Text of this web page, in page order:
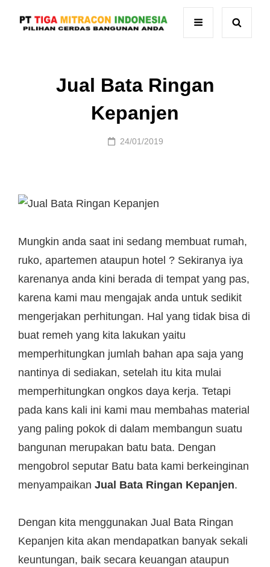
Jual Bata Ringan
Kepanjen
Posted
24/01/2019
Mungkin anda saat ini sedang membuat rumah,
ruko, apartemen ataupun hotel ? Sekiranya iya
karenanya anda kini berada di tempat yang pas,
karena kami mau mengajak anda untuk sedikit
mengerjakan perhitungan. Hal yang tidak bisa di
buat remeh yang kita lakukan yaitu
memperhitungkan jumlah bahan apa saja yang
nantinya di sediakan, setelah itu kita mulai
memperhitungkan ongkos daya kerja. Tetapi
pada kans kali ini kami mau membahas material
yang paling pokok di dalam membangun suatu
bangunan merupakan batu bata. Dengan
mengobrol seputar Batu bata kami berkeinginan
menyampaikan Jual Bata Ringan Kepanjen.
Dengan kita menggunakan Jual Bata Ringan
Kepanjen kita akan mendapatkan banyak sekali
keuntungan, baik secara keuangan ataupun